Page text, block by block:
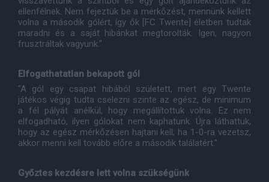
ellenfélnek. Nem fejeztük be a mérkőzést, mennünk kellett
volna a második gólért, így ők [FC Twente] életben tudtak
maradni és a saját hibánkat megtorolták. Igen, nagyon
frusztráltak vagyunk."
Elfogathatatlan bekapott gól
"A gól egy csapat hibából született, mert egy Twente
játékos végig tudta cselezni szinte az egész, de minimum
a fél pályát anélkül, hogy megállítottuk volna. Ez nem
elfogadható, ilyen gólokat nem kaphatunk. Újra láthattuk,
hogy az egész mérkőzésen hajtani kell; ha 1-0-ra vezetsz,
akkor menni kell tovább előre a második találatért."
Győztes kezdésre lett volna szükségünk